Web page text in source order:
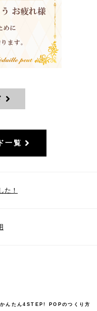
一覧
た！
かんたん4STEP! POPのつくり方